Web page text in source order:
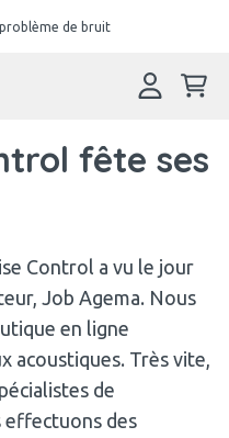
de bruit
fête ses
Control a vu le jour
Job Agema. Nous
en ligne
acoustiques. Très vite,
de
effectuons des